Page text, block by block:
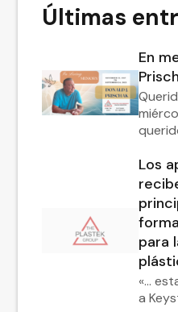
Últimas
En
Los
para
«...
a